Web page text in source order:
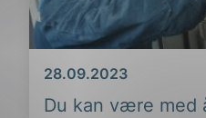
Du kan være med
Dato
28.09.2023